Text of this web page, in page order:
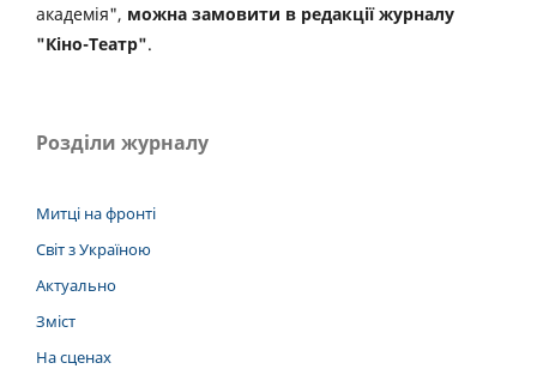
академія", можна замовити в редакції журналу
"Кіно-Театр".
Розділи журналу
Митці на фронті
Світ з Україною
Актуально
Зміст
На сценах